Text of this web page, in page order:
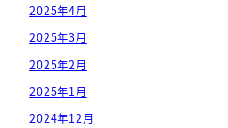
2025年4月
2025年3月
2025年2月
2025年1月
2024年12月